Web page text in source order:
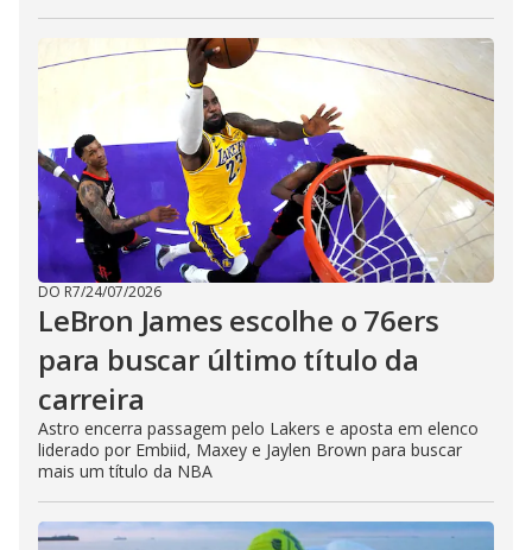
DO R7/24/07/2026
LeBron James escolhe o 76ers
para buscar último título da
carreira
Astro encerra passagem pelo Lakers e aposta em elenco
liderado por Embiid, Maxey e Jaylen Brown para buscar
mais um título da NBA